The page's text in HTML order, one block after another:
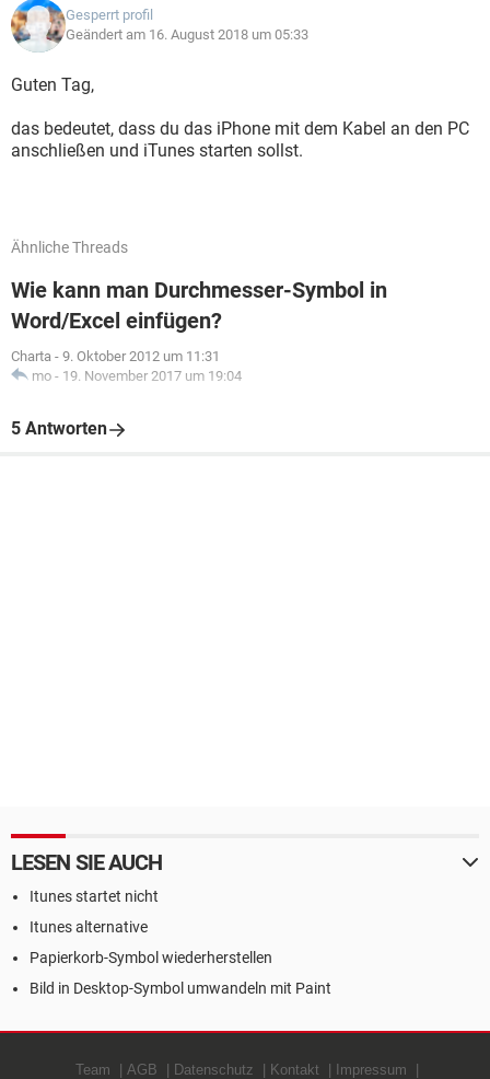
Gesperrt profil
Geändert am 16. August 2018 um 05:33
Guten Tag,
das bedeutet, dass du das iPhone mit dem Kabel an den PC
anschließen und iTunes starten sollst.
Ähnliche Threads
Wie kann man Durchmesser-Symbol in
Word/Excel einfügen?
Charta - 9. Oktober 2012 um 11:31
mo - 19. November 2017 um 19:04
5 Antworten
LESEN SIE AUCH
Itunes startet nicht
Itunes alternative
Papierkorb-Symbol wiederherstellen
Bild in Desktop-Symbol umwandeln mit Paint
Team AGB Datenschutz Kontakt Impressum